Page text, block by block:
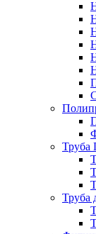
Труба
Труба